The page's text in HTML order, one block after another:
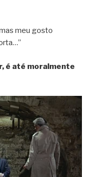
meu gosto
é até moralmente